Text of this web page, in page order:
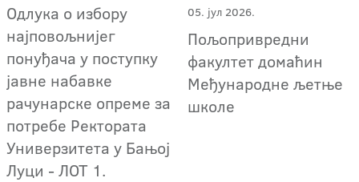
Oдлука о избору
најповољнијег
понуђача у поступку
јавне набавке
рачунарске опреме за
потребе Ректората
Универзитета у Бањој
Луци - ЛОТ 1.
05. јул 2026.
Пољопривредни
факултет домаћин
Међународне љетње
школе